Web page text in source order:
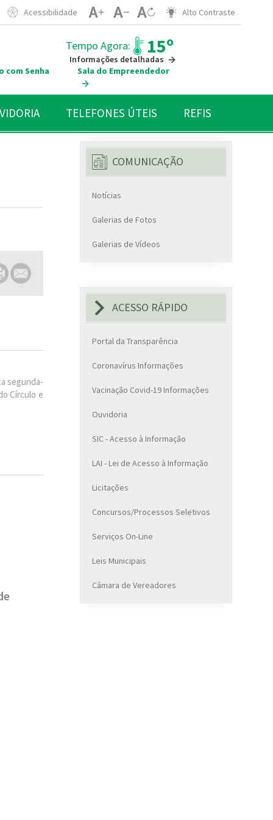
Acessibilidade Alto Contraste
Tempo Agora: 15º
Informações detalhadas
com Senha
Sala do Empreendedor
TELEFONES ÚTEIS REFIS
segunda-
Círculo e
COMUNICAÇÃO
Notícias
Galerias de Fotos
Galerias de Vídeos
ACESSO RÁPIDO
Portal da Transparência
Coronavírus Informações
Vacinação Covid-19 Informações
Ouvidoria
SIC - Acesso à Informação
LAI - Lei de Acesso à Informação
Licitações
Concursos/Processos Seletivos
Serviços On-Line
Leis Municipais
Câmara de Vereadores